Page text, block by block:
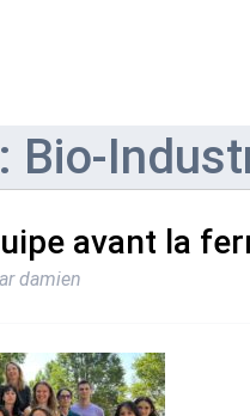
Bio-
avant la
damien